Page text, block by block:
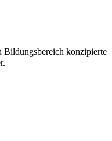
Bildungsbereich konzipierte